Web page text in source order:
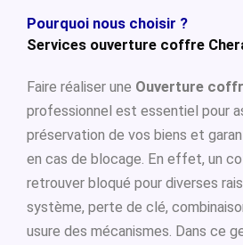
Pourquoi nous choisir ?
Services ouverture coffre
Faire réaliser une Ouverture
professionnel est essentiel pour
préservation de vos biens et
en cas de blocage. En effet, un
retrouver bloqué pour diverses
système, perte de clé,
usure des mécanismes. Dans ce